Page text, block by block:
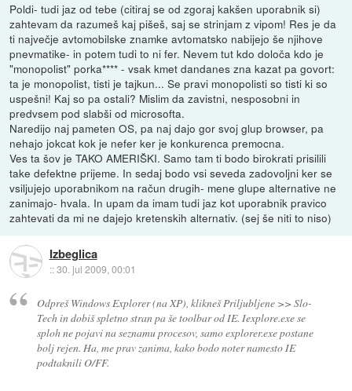
Poldi- tudi jaz od tebe (citiraj se od zgoraj kakšen uporabnik si)
zahtevam da razumeš kaj pišeš, saj se strinjam z vipom! Res je da
ti največje avtomobilske znamke avtomatsko nabijejo še njihove
pnevmatike- in potem tudi to ni fer. Nevem tut kdo določa kdo je
"monopolist" porka**** - vsak kmet dandanes zna kazat pa govort:
ta je monopolist, tisti je tajkun... Se pravi monopolisti so tisti ki so
uspešni! Kaj so pa ostali? Mislim da zavistni, nesposobni in
predvsem pod slabši od microsofta.
Naredijo naj pameten OS, pa naj dajo gor svoj glup browser, pa
nehajo jokcat kok je nefer ker je konkurenca premocna.
Ves ta šov je TAKO AMERIŠKI. Samo tam ti bodo birokrati prisilili
take defektne prijeme. In sedaj bodo vsi seveda zadovoljni ker se
vsiljujejo uporabnikom na račun drugih- mene glupe alternative ne
zanimajo- hvala. In upam da imam tudi jaz kot uporabnik pravico
zahtevati da mi ne dajejo kretenskih alternativ. (sej še niti to niso)
Izbeglica
::30. jul 2009, 00:01
Odpreš Windows Explorer (na XP), klikneš Priljubljene >> Slo-
Tech in dobiš spletno stran pa še toolbar od IE. Iexplore.exe se
sploh ne pojavi na seznamu procesov, samo explorer.exe postane
bolj rejen. Ha, me prav zanima, kako bodo noter namesto IE
podtaknili O/FF.